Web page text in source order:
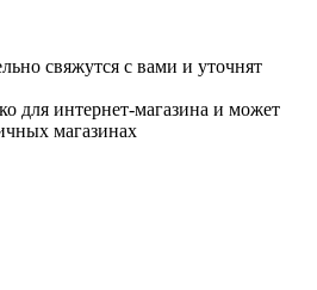
свяжутся с вами и уточнят
для интернет-магазина и может
магазинах